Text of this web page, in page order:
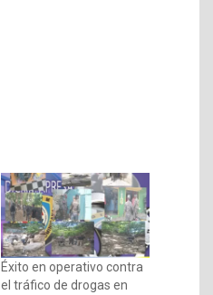
Éxito en operativo contra
el tráfico de drogas en